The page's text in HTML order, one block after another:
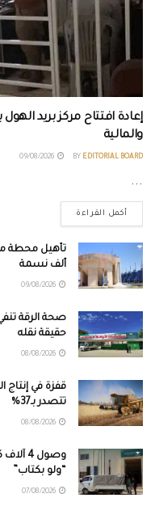
إعادة افتتاح مركز بريد
والمالية
BY EDITORIAL BOARD
...
أكمل القراءة
ألف نسمة
صحة الرقة
حقيقة نقله
تتصدر بـ37%
وصول
“ولو بكتاب”